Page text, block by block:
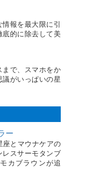
報を最大限に引
的に除去して美
で、スマホをか
がいっぱいの星
ー
座とマウナケアの
スサーモタンブ
カブラウンが追